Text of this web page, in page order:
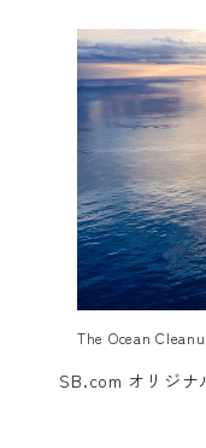
The Ocean
SB.com オリジナ